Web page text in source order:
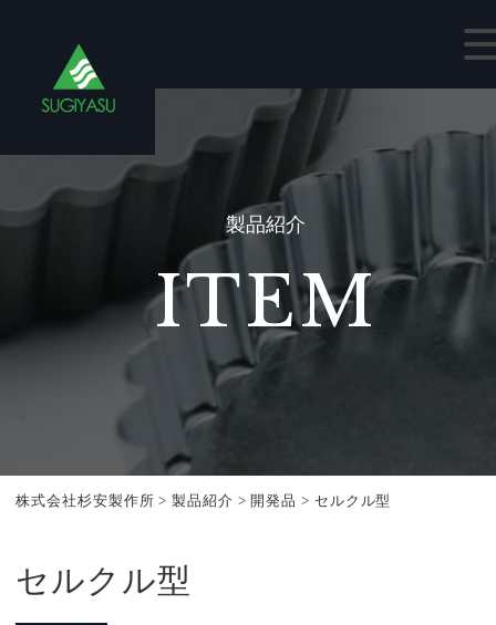
製品紹介
ITEM
株式会社杉安製作所 >製品紹介 > 開発品 > セルクル型
セルクル型